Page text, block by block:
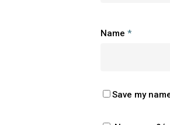
Name *
Save my